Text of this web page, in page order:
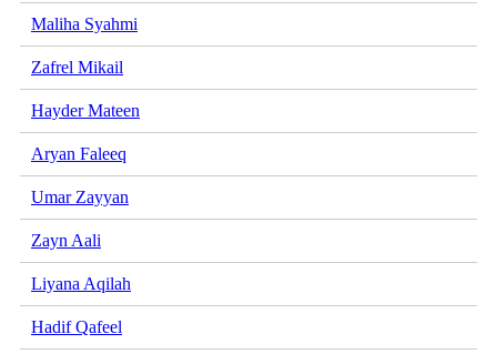
Maliha Syahmi
Zafrel Mikail
Hayder Mateen
Aryan Faleeq
Umar Zayyan
Zayn Aali
Liyana Aqilah
Hadif Qafeel